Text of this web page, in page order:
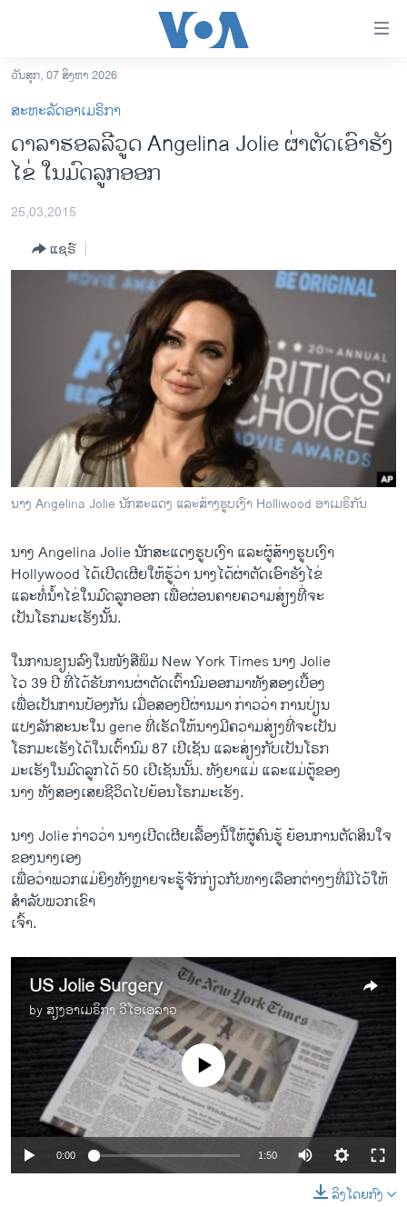
ເຂົ້າ
ຫາ
ຂ້າມ
ຂ້າມ
ຫາ
ອາເມຣິກາ
ການເລືອກຕັ້ງ ປະທານາທີບໍດີ ສະຫະລັດ 2024
ຂ່າວ​ຈີນ
ໂລກ
ອິດສະຫຼະພາບດ້ານການຂ່າວ
ຊີວິດຊາວລາວ
ຊຸມຊົນຊາວລາວ
ວິທະຍາສາດ-ເທັກໂນໂລຈີ
ທຸລະກິດ
ພາສາອັງກິດ
ສຽງ
ລາຍການກະຈາຍສຽງ
ລາຍງານ
ຕິດຕາມພວກເຮົາ ທີ່
ພາສາຕ່າງໆ
ວັນສຸກ, 07 ສິງຫາ 2026
ສະຫະລັດອາເມຣິກາ
ດາລາຮອລລີວູດ Angelina Jolie ຜ່າຕັດເອົາຮັງ
ໄຂ່ ໃນມົດລູກອອກ
25,03,2015
ແຊຣ໌
ນາງ Angelina Jolie ນັກສະແດງ ແລະສ້າງຮູບເງົາ Holliwood ອາເມຣິກັນ
ນາງ Angelina Jolie ນັກສະ​ແດງ​ຮູບ​ເງົາ ​ແລະ​ຜູ້​ສ້າງ​ຮູບ​ເງົາ
Hollywood ​ໄດ້​ເປີດ​ເຜີຍ​ໃຫ້​ຮູ້​ວ່າ​ ນາງ​ໄດ້​ຜ່າຕັດ​ເອົາ​ຮັງ​ໄຂ່
​ແລະ​ທໍ່​ນ້ຳ​ໄຂ່​ໃນ​ມົດ​ລູກ​ອອກ ​ເພື່ອ​ຜ່ອນຄາຍ​ຄວາມ​ສ່ຽງ​ທີ່​ຈະ
ເປັນ​ໂຣກມະ​ເຮັງນັ້ນ.
​ໃນ​ການ​ຂຽນ​ລົງ​ໃນ​ໜັງສືພິມ New York Times ນາງ Jolie
​ໄວ 39 ປີ ທີ່​ໄດ້​ຮັບ​ການຜ່າຕັດ​ເຕົ້ານົມ​ອອກ​ມາ​ທັງ​ສອງ​ເບື້ອງ​
ເພື່ອ​ເປັນ​ການ​ປ້ອງ​ກັນ ​ເມື່ອ​ສອງ​ປີຜ່ານມາ ກ່າວ​ວ່າ ການ​ປ່ຽນ
​ແປງ​ລັກສະນະ​ໃນ gene ທີ່​ເຮັດ​ໃຫ້​ນາງ​ມີ​ຄວາມ​ສ່ຽງ​ທີ່​ຈະ​ເປັນ
​ໂຣກມະ​ເຮັງໄດ້ໃນ​ເຕົ້ານົມ 87 ​ເປີ​ເຊັນ ​ແລະ​ສ່ຽງ​ກັບ​ເປັນ​ໂຣກ
ມະ​ເຮັງ​ໃນ​ມົດ​ລູກ​ໄດ້ 50 ​ເປີ​ເຊັນ​ນັ້ນ. ທັງ​ຍາ​ແມ່ ​ແລະ​ແມ່ຕູ້​ຂອງ​
ນາງ ທັງ​ສອງ​ເສຍ​ຊີວິດ​ໄປ​ຍ້ອນ​ໂຣກມະ​ເຮັງ.
ນາງ Jolie ກ່າວ​ວ່າ ນາງ​ເປີດ​ເຜີຍ​ເລື້ອງນີ້​ໃຫ້​ຜູ້​ຄົນຮູ້ ຍ້ອນ​ການ​ຕັດສິນ​ໃຈ​
ຂອງ​ນາງ​ເອງ
​ເພື່ອ​ວ່າ​ພວກ​ແມ່ຍິງ​ທັງ​ຫຼາຍ​ຈະ​ຮູ້ຈັກ​ກ່ຽວ​ກັບ​ທາງ​ເລືອກ​ຕ່າງໆທີ່​ມີ​ໄວ້​ໃຫ້​
ສຳລັບ​ພວກ​ເຂົາ​
ເຈົ້າ.
US Jolie Surgery
by ສຽງອາເມຣິກາ ວີໂອເອລາວ
No media source currently available
0:00 1:50
ລິງໂດຍກົງ
SHARE